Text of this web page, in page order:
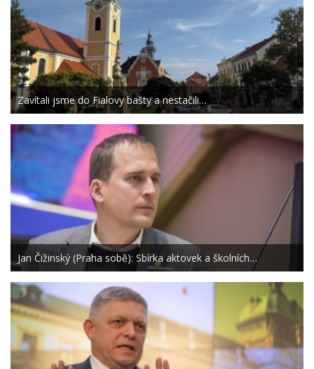
Zavítali jsme do Fialovy bašty a nestačili…
Jan Čižinský (Praha sobě): Sbírka aktovek a školních…